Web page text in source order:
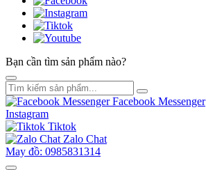
Bạn cần tìm sản phẩm nào?
Facebook Messenger
Instagram
Tiktok
Zalo Chat
May đồ: 0985831314